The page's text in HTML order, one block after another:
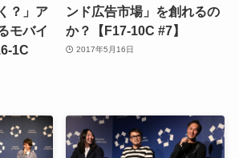
？」ア
モバイ
1C
ンド広告市場」を創れるの
か？【F17-10C #7】
2017年5月16日